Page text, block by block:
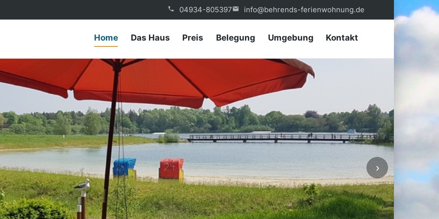
04934-805397 info@behrends-ferienwohnung.de
Home Das Haus Preis Belegung Umgebung Kontakt
›